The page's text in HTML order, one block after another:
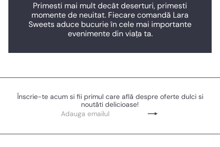
Primesti mai mult decât deserturi, primesti
momente de neuitat. Fiecare comandă Lara
Sweets aduce bucurie în cele mai importante
evenimente din viața ta.
Înscrie-te acum si fii primul care află despre oferte dulci si
noutăti delicioase!
Adauga